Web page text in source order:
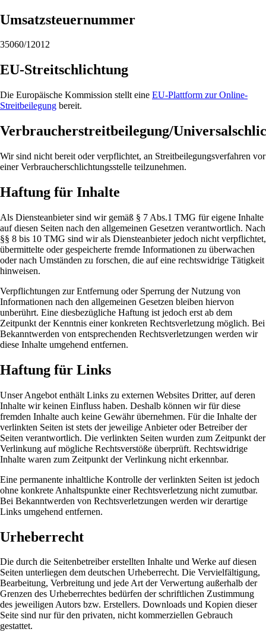
Umsatzsteuernummer
35060/12012
EU-Streitschlichtung
Die Europäische Kommission stellt eine EU-Plattform zur Online-
Streitbeilegung bereit.
Verbraucherstreitbeilegung/
Wir sind nicht bereit oder verpflichtet, an Streitbeilegungsverfahren vor
einer Verbraucherschlichtungsstelle teilzunehmen.
Haftung für Inhalte
Als Diensteanbieter sind wir gemäß § 7 Abs.1 TMG für eigene Inhalte
auf diesen Seiten nach den allgemeinen Gesetzen verantwortlich. Nach
§§ 8 bis 10 TMG sind wir als Diensteanbieter jedoch nicht verpflichtet,
übermittelte oder gespeicherte fremde Informationen zu überwachen
oder nach Umständen zu forschen, die auf eine rechtswidrige Tätigkeit
hinweisen.
Verpflichtungen zur Entfernung oder Sperrung der Nutzung von
Informationen nach den allgemeinen Gesetzen bleiben hiervon
unberührt. Eine diesbezügliche Haftung ist jedoch erst ab dem
Zeitpunkt der Kenntnis einer konkreten Rechtsverletzung möglich. Bei
Bekanntwerden von entsprechenden Rechtsverletzungen werden wir
diese Inhalte umgehend entfernen.
Haftung für Links
Unser Angebot enthält Links zu externen Websites Dritter, auf deren
Inhalte wir keinen Einfluss haben. Deshalb können wir für diese
fremden Inhalte auch keine Gewähr übernehmen. Für die Inhalte der
verlinkten Seiten ist stets der jeweilige Anbieter oder Betreiber der
Seiten verantwortlich. Die verlinkten Seiten wurden zum Zeitpunkt der
Verlinkung auf mögliche Rechtsverstöße überprüft. Rechtswidrige
Inhalte waren zum Zeitpunkt der Verlinkung nicht erkennbar.
Eine permanente inhaltliche Kontrolle der verlinkten Seiten ist jedoch
ohne konkrete Anhaltspunkte einer Rechtsverletzung nicht zumutbar.
Bei Bekanntwerden von Rechtsverletzungen werden wir derartige
Links umgehend entfernen.
Urheberrecht
Die durch die Seitenbetreiber erstellten Inhalte und Werke auf diesen
Seiten unterliegen dem deutschen Urheberrecht. Die Vervielfältigung,
Bearbeitung, Verbreitung und jede Art der Verwertung außerhalb der
Grenzen des Urheberrechtes bedürfen der schriftlichen Zustimmung
des jeweiligen Autors bzw. Erstellers. Downloads und Kopien dieser
Seite sind nur für den privaten, nicht kommerziellen Gebrauch
gestattet.